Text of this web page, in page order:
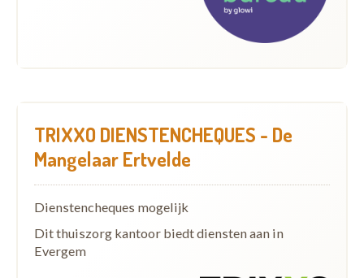
TRIXXO DIENSTENCHEQUES - De
Mangelaar Ertvelde
Dienstencheques mogelijk
Dit thuiszorg kantoor biedt diensten aan in
Evergem